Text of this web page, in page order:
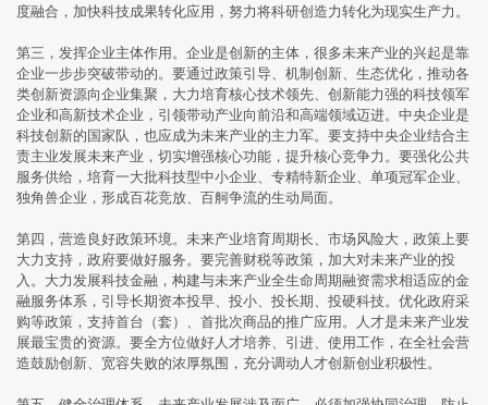
度融合，加快科技成果转化应用，努力将科研创造力转化为现实生产力。
第三，发挥企业主体作用。企业是创新的主体，很多未来产业的兴起是靠
企业一步步突破带动的。要通过政策引导、机制创新、生态优化，推动各
类创新资源向企业集聚，大力培育核心技术领先、创新能力强的科技领军
企业和高新技术企业，引领带动产业向前沿和高端领域迈进。中央企业是
科技创新的国家队，也应成为未来产业的主力军。要支持中央企业结合主
责主业发展未来产业，切实增强核心功能，提升核心竞争力。要强化公共
服务供给，培育一大批科技型中小企业、专精特新企业、单项冠军企业、
独角兽企业，形成百花竞放、百舸争流的生动局面。
第四，营造良好政策环境。未来产业培育周期长、市场风险大，政策上要
大力支持，政府要做好服务。要完善财税等政策，加大对未来产业的投
入。大力发展科技金融，构建与未来产业全生命周期融资需求相适应的金
融服务体系，引导长期资本投早、投小、投长期、投硬科技。优化政府采
购等政策，支持首台（套）、首批次商品的推广应用。人才是未来产业发
展最宝贵的资源。要全方位做好人才培养、引进、使用工作，在全社会营
造鼓励创新、宽容失败的浓厚氛围，充分调动人才创新创业积极性。